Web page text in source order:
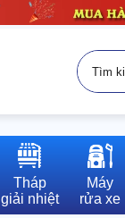
Tháp
giải nhiệt
Máy
rửa xe